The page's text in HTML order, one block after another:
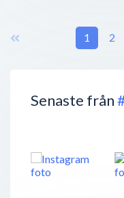
Senaste från
1 2